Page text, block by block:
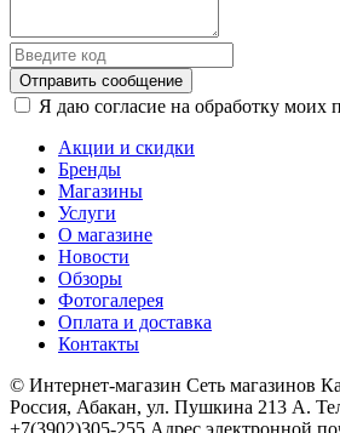
Отправить сообщение
Я даю согласие на обработку моих
Акции и скидки
Бренды
Магазины
Услуги
О магазине
Новости
Обзоры
Фотогалерея
Оплата и доставка
Контакты
© Интернет-магазин Сеть магазинов
Россия, Абакан, ул. Пушкина 213 А.
+7(3902)305-255 Адрес электронной